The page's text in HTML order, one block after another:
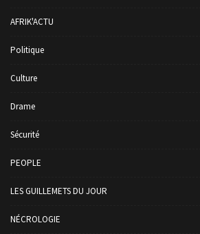
AFRIK'ACTU
Politique
Culture
Drame
Sécurité
PEOPLE
LES GUILLEMETS DU JOUR
NÉCROLOGIE